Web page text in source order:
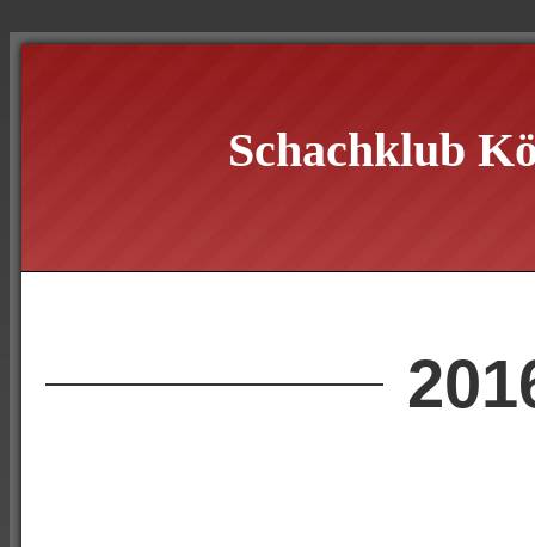
Schachklub